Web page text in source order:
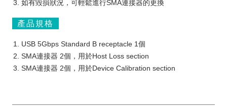
如有毀損狀況，可輕鬆進行SMA連接器的更換
產品規格
USB 5Gbps Standard B receptacle 1個
SMA連接器 2個，用於Host Loss section
SMA連接器 2個，用於Device Calibration section